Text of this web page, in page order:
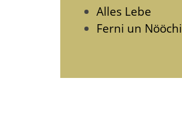
Alles Lebe
Ferni un Nööchi